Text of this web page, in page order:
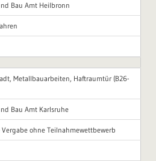
Bau Amt Heilbronn
Metallbauarbeiten, Haftraumtür (B26-
Bau Amt Karlsruhe
ohne Teilnahmewettbewerb